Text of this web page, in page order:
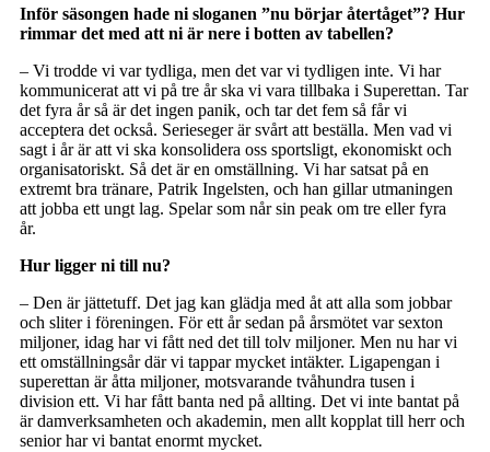
Inför säsongen hade ni sloganen ”nu börjar återtåget”? Hur
rimmar det med att ni är nere i botten av tabellen?
– Vi trodde vi var tydliga, men det var vi tydligen inte. Vi har
kommunicerat att vi på tre år ska vi vara tillbaka i Superettan. Tar
det fyra år så är det ingen panik, och tar det fem så får vi
acceptera det också. Serieseger är svårt att beställa. Men vad vi
sagt i år är att vi ska konsolidera oss sportsligt, ekonomiskt och
organisatoriskt. Så det är en omställning. Vi har satsat på en
extremt bra tränare, Patrik Ingelsten, och han gillar utmaningen
att jobba ett ungt lag. Spelar som når sin peak om tre eller fyra
år.
Hur ligger ni till nu?
– Den är jättetuff. Det jag kan glädja med åt att alla som jobbar
och sliter i föreningen. För ett år sedan på årsmötet var sexton
miljoner, idag har vi fått ned det till tolv miljoner. Men nu har vi
ett omställningsår där vi tappar mycket intäkter. Ligapengan i
superettan är åtta miljoner, motsvarande tvåhundra tusen i
division ett. Vi har fått banta ned på allting. Det vi inte bantat på
är damverksamheten och akademin, men allt kopplat till herr och
senior har vi bantat enormt mycket.